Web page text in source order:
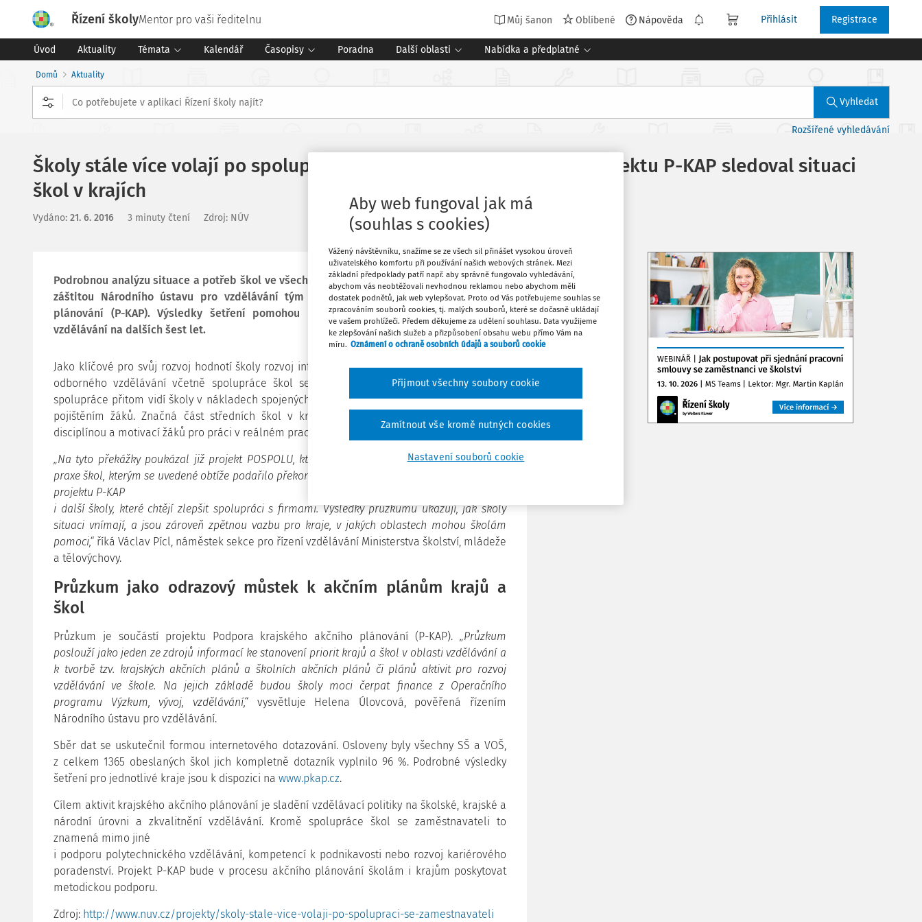
Řízení školyMentor pro vaši ředitelnu Můj šanon Oblíbené Nápověda Přihlásit Registrace
Úvod Aktuality Témata Kalendář Časopisy Poradna Další oblasti Nabídka a předplatné
Domů Aktuality
Vyhledat
Rozšířené vyhledávání
Školy stále více volají po spolupráci se zaměstnavateli: výzkum projektu P-KAP sledoval situaci
škol v krajích
Vydáno: 21. 6. 2016 3 minuty čtení Zdroj: NÚV
Podrobnou analýzu situace a potřeb škol ve všech krajích České republiky zpracoval pod
záštitou Národního ústavu pro vzdělávání tým projektu Podpora krajského akčního
plánování (P-KAP). Výsledky šetření pomohou určit priority krajů a škol v oblasti
vzdělávání na dalších šest let.
Jako klíčové pro svůj rozvoj hodnotí školy rozvoj infrastruktury. Silný zájem je také o rozvoj
odborného vzdělávání včetně spolupráce škol se zaměstnavateli. Největší bariéru této
spolupráce přitom vidí školy v nákladech spojených s povinnými zdravotními prohlídkami a
pojištěním žáků. Značná část středních škol v krajích se dále potýká s nedostatečnou
disciplínou a motivací žáků pro práci v reálném pracovním prostředí.
„Na tyto překážky poukázal již projekt POSPOLU, který zároveň přinesl řadu příkladů dobré
praxe škol, kterým se uvedené obtíže podařilo překonat. Z jejich zkušeností budou těžit v rámci
projektu P-KAP
i další školy, které chtějí zlepšit spolupráci s firmami. Výsledky průzkumu ukazují, jak školy
situaci vnímají, a jsou zároveň zpětnou vazbu pro kraje, v jakých oblastech mohou školám
pomoci,“ říká Václav Pícl, náměstek sekce pro řízení vzdělávání Ministerstva školství, mládeže
a tělovýchovy.
Průzkum jako odrazový můstek k akčním plánům krajů a
škol
Průzkum je součástí projektu Podpora krajského akčního plánování (P-KAP). „Průzkum
poslouží jako jeden ze zdrojů informací ke stanovení priorit krajů a škol v oblasti vzdělávání a
k tvorbě tzv. krajských akčních plánů a školních akčních plánů či plánů aktivit pro rozvoj
vzdělávání ve škole. Na jejich základě budou školy moci čerpat finance z Operačního
programu Výzkum, vývoj, vzdělávání,“vysvětluje Helena Úlovcová, pověřená řízením
Národního ústavu pro vzdělávání.
Sběr dat se uskutečnil formou internetového dotazování. Osloveny byly všechny SŠ a VOŠ,
z celkem 1365 obeslaných škol jich kompletně dotazník vyplnilo 96 %. Podrobné výsledky
šetření pro jednotlivé kraje jsou k dispozici na www.pkap.cz.
Cílem aktivit krajského akčního plánování je sladění vzdělávací politiky na školské, krajské a
národní úrovni a zkvalitnění vzdělávání. Kromě spolupráce škol se zaměstnavateli to
znamená mimo jiné
i podporu polytechnického vzdělávání, kompetencí k podnikavosti nebo rozvoj kariérového
poradenství. Projekt P-KAP bude v procesu akčního plánování školám i krajům poskytovat
metodickou podporu.
Zdroj: http://www.nuv.cz/projekty/skoly-stale-vice-volaji-po-spolupraci-se-zamestnavateli
Oblíbené
Stáhnout
Poznámka
Aby web fungoval jak má
(souhlas s cookies)
Vážený návštěvníku, snažíme se ze všech sil přinášet vysokou úroveň
uživatelského komfortu při používání našich webových stránek. Mezi
základní předpoklady patří např. aby správně fungovalo vyhledávání,
abychom vás neobtěžovali nevhodnou reklamou nebo abychom měli
dostatek podnětů, jak web vylepšovat. Proto od Vás potřebujeme souhlas se
zpracováním souborů cookies, tj. malých souborů, které se dočasně ukládají
ve vašem prohlížeči. Předem děkujeme za udělení souhlasu. Data využijeme
ke zlepšování našich služeb a přizpůsobení obsahu webu přímo Vám na
míru. Oznámení o ochraně osobních údajů a souborů cookie
Nastavení souborů cookie
Zamítnout vše kromě nutných cookies
Přijmout všechny soubory cookie